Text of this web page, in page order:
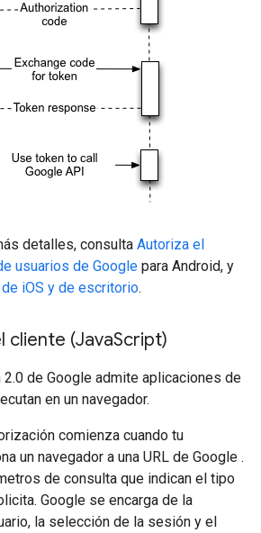
detalles, consulta Autoriza el
usuarios de Google para Android, y
iOS y de escritorio.
cliente (JavaScript)
2.0 de Google admite aplicaciones de
en un navegador.
comienza cuando tu
un navegador a una URL de Google .
de consulta que indican el tipo
Google se encarga de la
la selección de la sesión y el